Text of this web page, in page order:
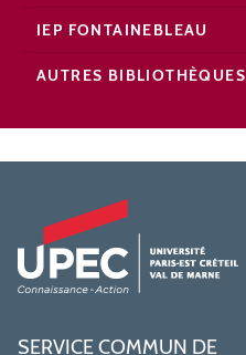
IEP FONTAINEBLEAU
AUTRES BIBLIOTHÈQUES
SERVICE COMMUN DE